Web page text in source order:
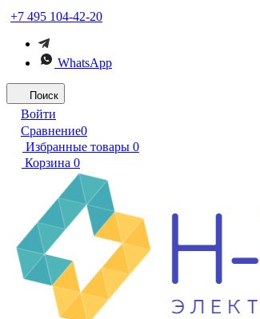
+7 495 104-42-20
WhatsApp
Поиск
Войти
Сравнение0
Избранные товары 0
Корзина 0